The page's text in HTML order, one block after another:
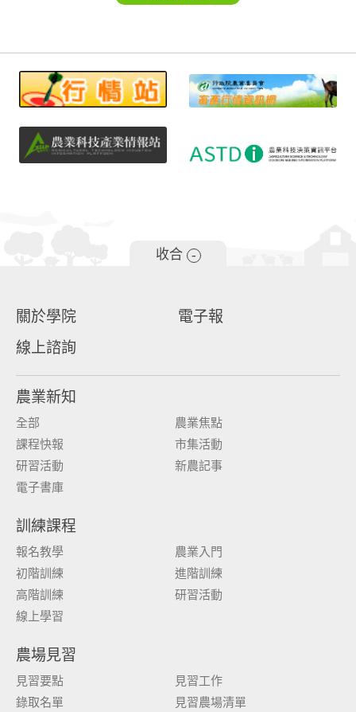
收合 -
關於學院
電子報
線上諮詢
農業新知
全部
農業焦點
課程快報
市集活動
研習活動
新農記事
電子書庫
訓練課程
報名教學
農業入門
初階訓練
進階訓練
高階訓練
研習活動
線上學習
農場見習
見習要點
見習工作
錄取名單
見習農場清單